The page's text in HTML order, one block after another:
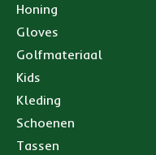
Honing
Gloves
Golfmateriaal
Kids
Kleding
Schoenen
Tassen